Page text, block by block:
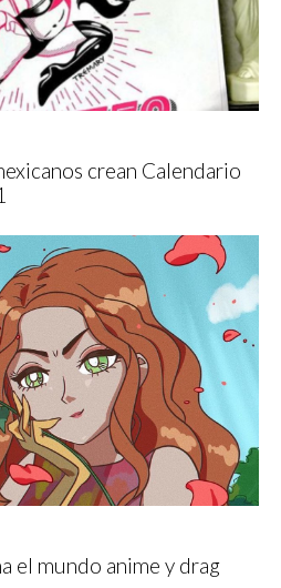
crean Calendario
el mundo anime y drag